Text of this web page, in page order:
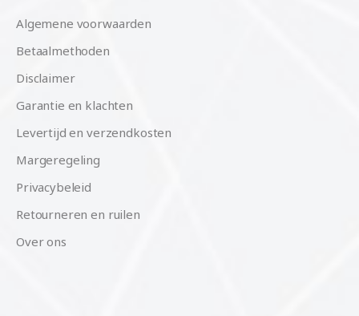
Algemene voorwaarden
Betaalmethoden
Disclaimer
Garantie en klachten
Levertijd en verzendkosten
Margeregeling
Privacybeleid
Retourneren en ruilen
Over ons